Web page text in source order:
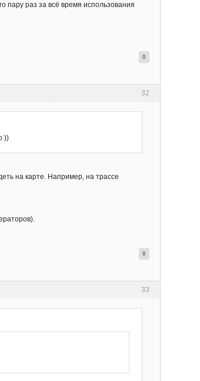
пару раз за всё время использования
0
32
))
на карте. Например, на трассе
0
33